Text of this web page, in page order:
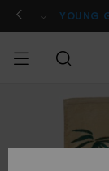
l'information
le
Se YOUNG